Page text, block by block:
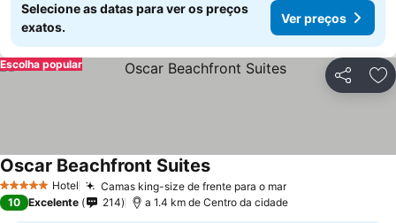
Selecione as datas para ver os preços
exatos.
Ver preços
Partilhar
Escolha popular
5 Estrelas Hotel Camas king-size de frente para o marVer preços
Oscar Beachfront SuitesVer preços
10 Excelente 214 a 1.4 km de Centro da cidade